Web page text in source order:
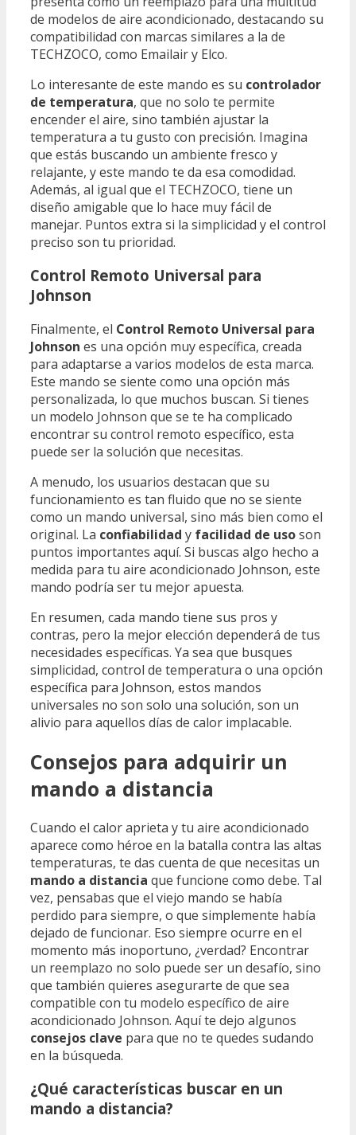
de modelos de aire acondicionado, destacando su
compatibilidad con marcas similares a la de
TECHZOCO, como Emailair y Elco.
Lo interesante de este mando es su controlador
de temperatura, que no solo te permite
encender el aire, sino también ajustar la
temperatura a tu gusto con precisión. Imagina
que estás buscando un ambiente fresco y
relajante, y este mando te da esa comodidad.
Además, al igual que el TECHZOCO, tiene un
diseño amigable que lo hace muy fácil de
manejar. Puntos extra si la simplicidad y el control
preciso son tu prioridad.
Control Remoto Universal para
Johnson
Finalmente, el Control Remoto Universal para
Johnson es una opción muy específica, creada
para adaptarse a varios modelos de esta marca.
Este mando se siente como una opción más
personalizada, lo que muchos buscan. Si tienes
un modelo Johnson que se te ha complicado
encontrar su control remoto específico, esta
puede ser la solución que necesitas.
A menudo, los usuarios destacan que su
funcionamiento es tan fluido que no se siente
como un mando universal, sino más bien como el
original. La confiabilidad y facilidad de usoson
puntos importantes aquí. Si buscas algo hecho a
medida para tu aire acondicionado Johnson, este
mando podría ser tu mejor apuesta.
En resumen, cada mando tiene sus pros y
contras, pero la mejor elección dependerá de tus
necesidades específicas. Ya sea que busques
simplicidad, control de temperatura o una opción
específica para Johnson, estos mandos
universales no son solo una solución, son un
alivio para aquellos días de calor implacable.
Consejos para adquirir un
mando a distancia
Cuando el calor aprieta y tu aire acondicionado
aparece como héroe en la batalla contra las altas
temperaturas, te das cuenta de que necesitas un
mando a distancia que funcione como debe. Tal
vez, pensabas que el viejo mando se había
perdido para siempre, o que simplemente había
dejado de funcionar. Eso siempre ocurre en el
momento más inoportuno, ¿verdad? Encontrar
un reemplazo no solo puede ser un desafío, sino
que también quieres asegurarte de que sea
compatible con tu modelo específico de aire
acondicionado Johnson. Aquí te dejo algunos
consejos clave para que no te quedes sudando
en la búsqueda.
¿Qué características buscar en un
mando a distancia?